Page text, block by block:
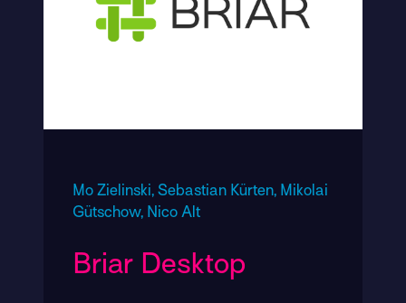
Mo Zielinski, Sebastian Kürten, Mikolai
Gütschow, Nico Alt
Briar Desktop